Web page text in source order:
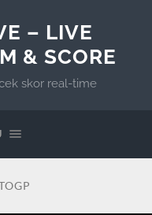
– LIVE
& SCORE
skor real-time